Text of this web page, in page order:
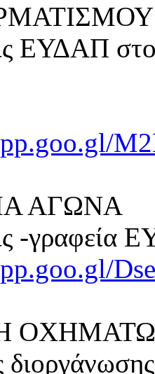
ΕΥΔΑΠ
ΑΓΩΝΑ
-γραφεία